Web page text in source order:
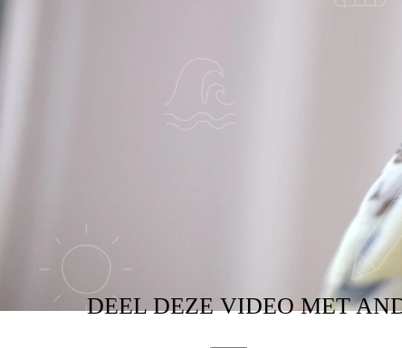
DEELDEZE VIDEOMET